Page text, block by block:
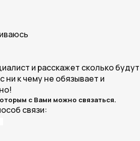
и расскажет сколько будут
ни к чему не обязывает и
с Вами можно связаться.
связи: